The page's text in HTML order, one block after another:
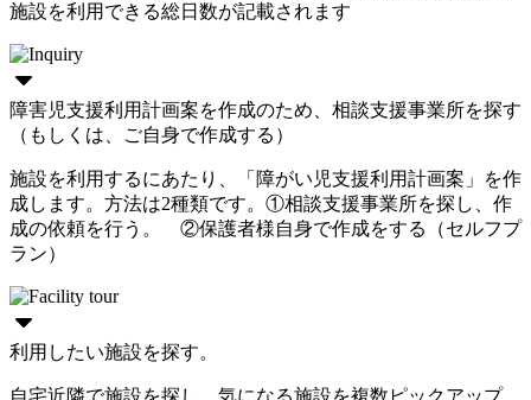
施設を利用できる総日数が記載されます
障害児支援利用計画案を作成のため、相談支援事業所を探す
（もしくは、ご自身で作成する）
施設を利用するにあたり、「障がい児支援利用計画案」を作
成します。方法は2種類です。①相談支援事業所を探し、作
成の依頼を行う。 ②保護者様自身で作成をする（セルフプ
ラン）
利用したい施設を探す。